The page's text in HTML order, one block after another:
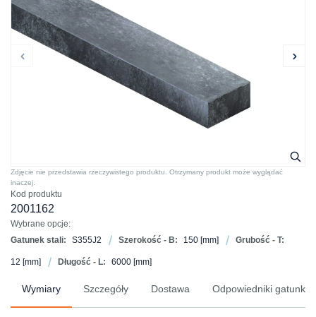
Kod produktu
2001162
Wybrane opcje:
Gatunek stali:
S355J2 Szerokość - B: 150 [mm] Grubość - T:
12 [mm] Długość - L: 6000 [mm]
Zdjęcie nie przedstawia rzeczywistego produktu. Otrzymany produkt może wyglądać
inaczej.
Wymiary Szczegóły Dostawa Odpowiedniki